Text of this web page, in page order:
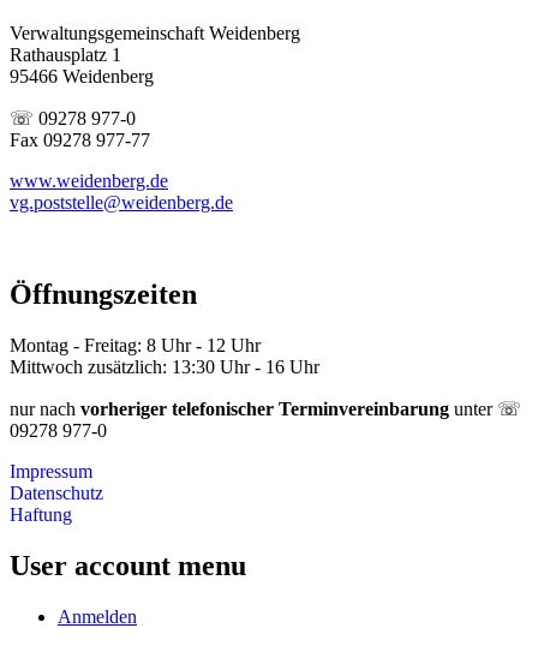
Verwaltungsgemeinschaft Weidenberg
Rathausplatz 1
95466 Weidenberg
☏ 09278 977-0
Fax 09278 977-77
www.weidenberg.de
vg.poststelle@weidenberg.de
Öffnungszeiten
Montag - Freitag: 8 Uhr - 12 Uhr
Mittwoch zusätzlich: 13:30 Uhr - 16 Uhr
nur nach vorheriger telefonischer Terminvereinbarung unter ☏
09278 977-0
Impressum
Datenschutz
Haftung
User account menu
Anmelden